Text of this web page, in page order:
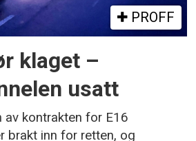
PROFF
klaget –
usatt
av kontrakten for E16
brakt inn for retten, og